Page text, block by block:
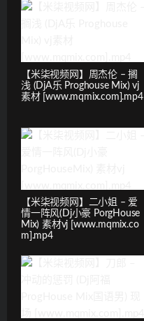
【米柒视频网】周杰伦 – 搁
浅 (DjA乐 Proghouse Mix) vj
素材 [www.mqmix.com].mp4
【米柒视频网】二小姐 – 爱
情一阵风(Dj小豪 PorgHouse
Mix) 素材vj [www.mqmix.co
m].mp4